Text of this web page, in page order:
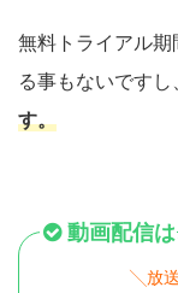
無料トライアル
る事もないですし、
す。
動画配信
╲放送